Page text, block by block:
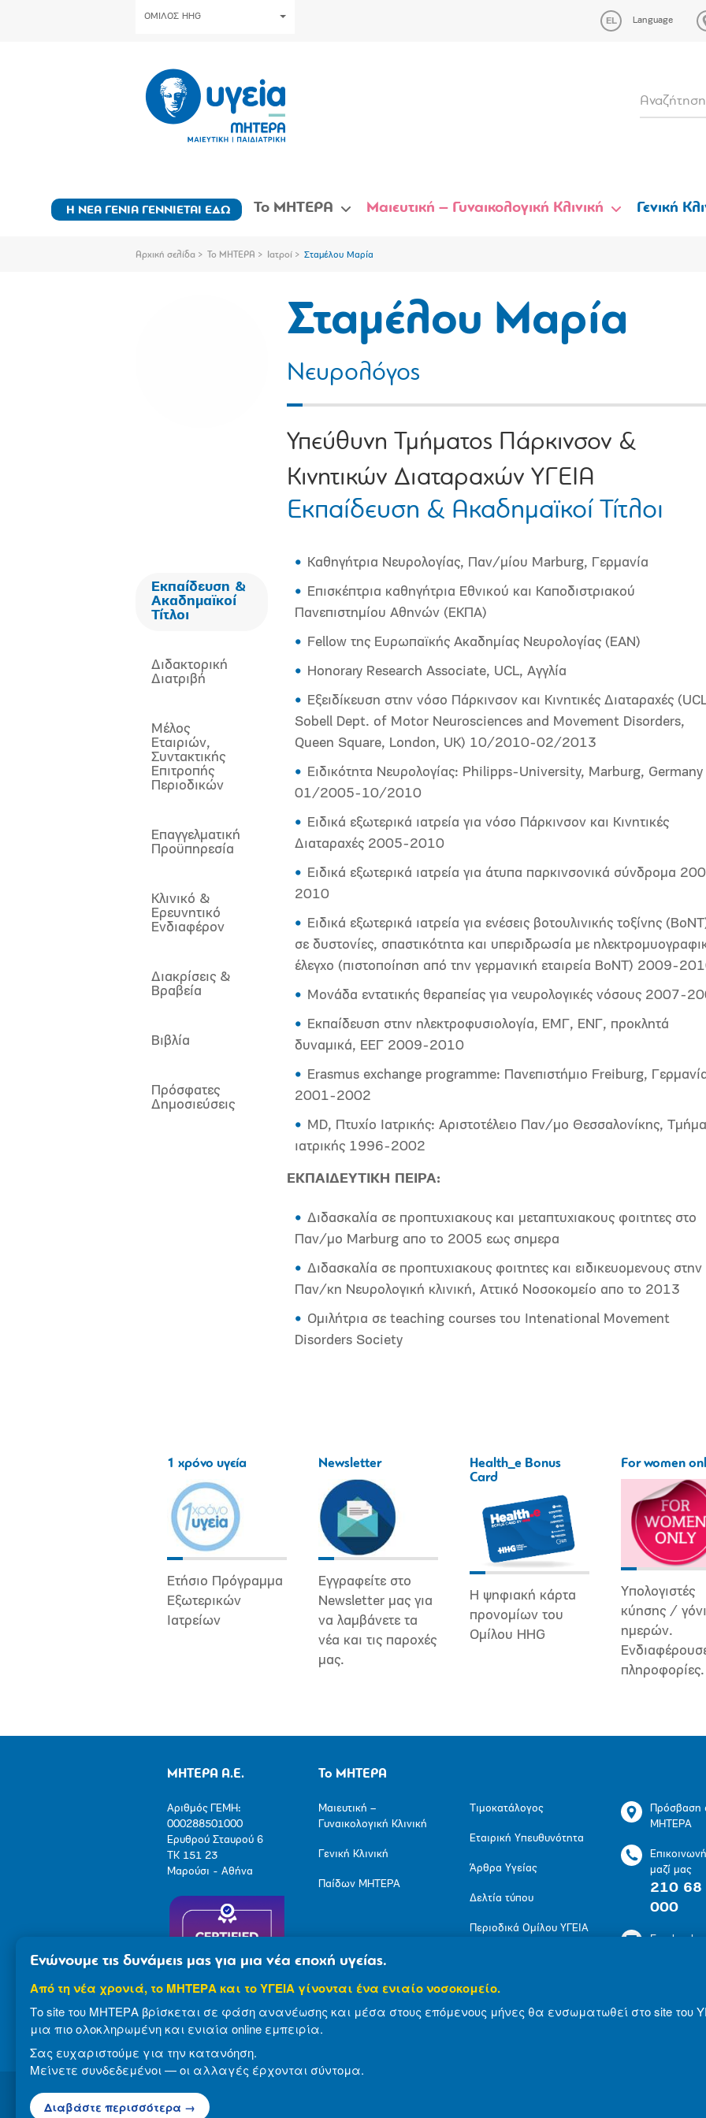
ΟΜΙΛΟΣ HHG Language
Η ΝΕΑ ΓΕΝΙΑ ΓΕΝΝΙΕΤΑΙ ΕΔΩ Το ΜΗΤΕΡΑ Μαιευτική – Γυναικολογική Κλινική Γενική
Αρχική σελίδα Το ΜΗΤΕΡΑ Ιατροί Σταμέλου Μαρία
Σταμέλου Μαρία
Νευρολόγος
Υπεύθυνη Τμήματος Πάρκινσον &
Κινητικών Διαταραχών ΥΓΕΙΑ
Εκπαίδευση &
Ακαδημαϊκοί
Τίτλοι
Διδακτορική
Διατριβή
Μέλος
Εταιριών,
Συντακτικής
Επιτροπής
Περιοδικών
Επαγγελματική
Προϋπηρεσία
Κλινικό &
Ερευνητικό
Ενδιαφέρον
Διακρίσεις &
Βραβεία
Βιβλία
Πρόσφατες
Δημοσιεύσεις
Εκπαίδευση & Ακαδημαϊκοί Τίτλοι
Καθηγήτρια Νευρολογίας, ​Παν/μίου Marburg, Γερμανία​
Επισκέπτρια καθηγήτρια Εθνικού και Καποδιστριακού
Πανεπιστημίου Αθηνών (ΕΚΠΑ)
Fellow της Ευρωπαϊκής Ακαδημίας Νευρολογίας (ΕΑΝ)
Honorary Research Associate, UCL, Αγγλία
Eξειδίκευση στην νόσο Πάρκινσον και Κινητικές Διαταραχές
Sobell Dept. of Motor Neurosciences and Movement Disorders,
Queen Square, London, UK) 10/2010-02/2013
Ειδικότητα Νευρολογίας: Philipps-University, Marburg, Germany
01/2005-10/2010
Ειδικά εξωτερικά ιατρεία για νόσο Πάρκινσον και Κινητικές
Διαταραχές 2005-2010
Ειδικά εξωτερικά ιατρεία για άτυπα παρκινσονικά σύνδρομα
2010
Ειδικά εξωτερικά ιατρεία για ενέσεις βοτουλινικής τοξίνης
σε δυστονίες, σπαστικότητα και υπεριδρωσία με
έλεγχο (πιστοποίηση από την γερμανική εταιρεία ΒοΝΤ) 2009-
Μονάδα εντατικής θεραπείας για νευρολογικές νόσους 2007-
Εκπαίδευση στην ηλεκτροφυσιολογία, ΕΜΓ, ΕΝΓ, προκλητά
δυναμικά, ΕΕΓ 2009-2010
Erasmus exchange programme: Πανεπιστήμιο Freiburg,
2001-2002
MD, Πτυχίο Ιατρικής: Αριστοτέλειο Παν/μο Θεσσαλονίκης, Τμήμα
ιατρικής 1996-2002
ΕΚΠΑΙΔΕΥΤΙΚΗ ΠΕΙΡΑ:
Διδασκαλία σε προπτυχιακους και μεταπτυχιακους φοιτητες στο
Παν/μο Marburg απο το 2005 εως σημερα
Διδασκαλία σε προπτυχιακους φοιτητες και ειδικευομενους στην
Παν/κη Νευρολογική κλινική, Αττικό Νοσοκομείο απο το 2013
Ομιλήτρια σε teaching courses του Intenational Movement
Disorders Society
1 χρόνο υγεία
Ετήσιο Πρόγραμμα
Εξωτερικών
Ιατρείων
Newsletter
Εγγραφείτε στο
Newsletter μας για
να λαμβάνετε τα
νέα και τις παροχές
μας.
Health_e Bonus
Card
Η ψηφιακή κάρτα
προνομίων του
Ομίλου HHG
For women
Υπολογιστές
κύησης /
ημερών.
πληροφορίες.
ΜΗΤΕΡΑ Α.Ε.
Αριθμός ΓΕΜΗ:
000288501000
Ερυθρού Σταυρού 6
ΤΚ 151 23
Μαρούσι - Αθήνα
Το ΜΗΤΕΡΑ
Μαιευτική –
Γυναικολογική Κλινική
Γενική Κλινική
Παίδων ΜΗΤΕΡΑ
Τιμοκατάλογος
Εταιρική Υπευθυνότητα
Άρθρα Υγείας
Δελτία τύπου
Περιοδικά Ομίλου ΥΓΕΙΑ
Δεδομένων
Πολιτική Cookies
Πρόσβαση
ΜΗΤΕΡΑ
μαζί μας
210 68
000
Facebook
Youtube
Ενώνουμε τις δυνάμεις μας για μια νέα εποχή υγείας.
Από τη νέα χρονιά, το ΜΗΤΕΡΑ και το ΥΓΕΙΑ γίνονται ένα ενιαίο νοσοκομείο.
Το site του ΜΗΤΕΡΑ βρίσκεται σε φάση ανανέωσης και μέσα στους επόμενους μήνες θα ενσωματωθεί στο site του
μια πιο ολοκληρωμένη και ενιαία online εμπειρία.
Σας ευχαριστούμε για την κατανόηση.
Μείνετε συνδεδεμένοι — οι αλλαγές έρχονται σύντομα.
Διαβάστε περισσότερα →